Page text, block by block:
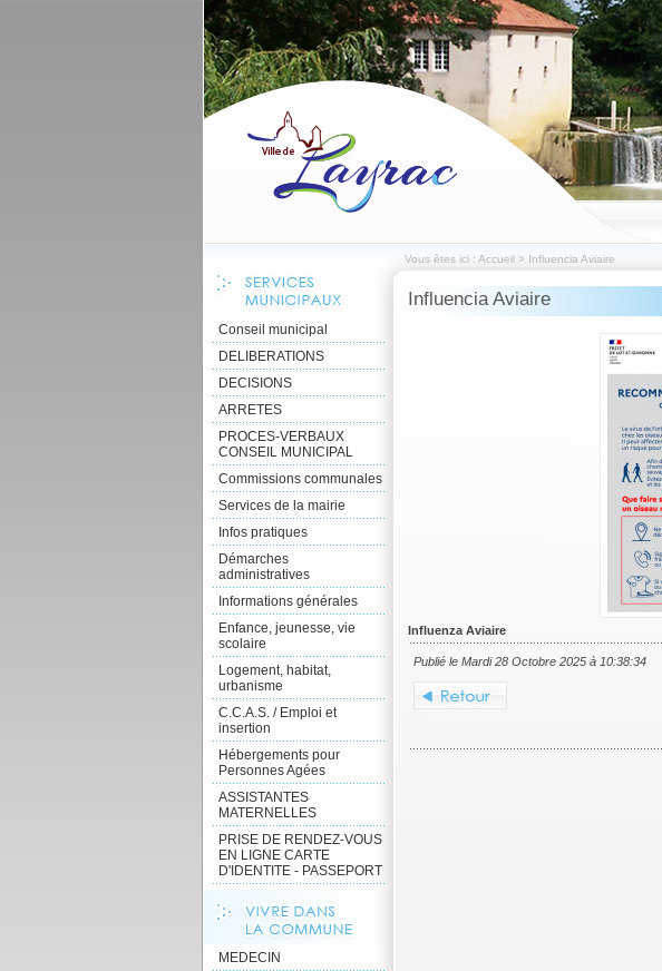
Vous êtes ici : Accueil > Influencia Aviaire
Conseil municipal
DELIBERATIONS
DECISIONS
ARRETES
PROCES-VERBAUX
CONSEIL MUNICIPAL
Commissions communales
Services de la mairie
Infos pratiques
Démarches
administratives
Informations générales
Enfance, jeunesse, vie
scolaire
Logement, habitat,
urbanisme
C.C.A.S. / Emploi et
insertion
Hébergements pour
Personnes Agées
ASSISTANTES
MATERNELLES
PRISE DE RENDEZ-VOUS
EN LIGNE CARTE
D'IDENTITE - PASSEPORT
MEDECIN
Influencia Aviaire
Influenza Aviaire
Publié le Mardi 28 Octobre 2025 à 10:38:34